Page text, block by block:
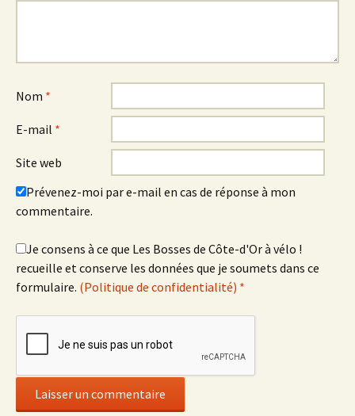
Nom *
E-mail *
Site web
Prévenez-moi par e-mail en cas de réponse à mon
commentaire.
Je consens à ce que Les Bosses de Côte-d'Or à vélo !
recueille et conserve les données que je soumets dans ce
formulaire. (Politique de confidentialité) *